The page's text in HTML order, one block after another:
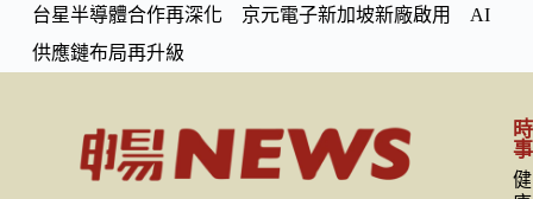
台星半導體合作再深化 京元電子新加坡新廠啟用 AI
供應鏈布局再升級
時
事
健